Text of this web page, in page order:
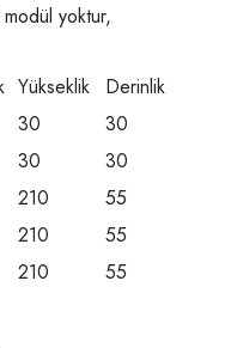
yoktur,
Yükseklik
Derinlik
30
30
30
30
210
55
210
55
210 55